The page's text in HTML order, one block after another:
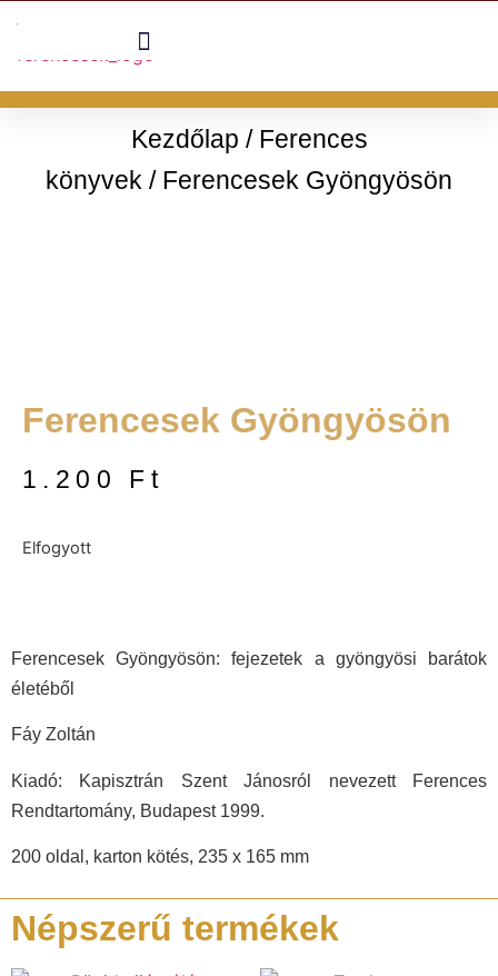
Kezdőlap / Ferences
könyvek / Ferencesek Gyöngyösön
Ferencesek Gyöngyösön
1.200 Ft
Elfogyott
Ferencesek Gyöngyösön: fejezetek a gyöngyösi barátok
életéből
Fáy Zoltán
Kiadó: Kapisztrán Szent Jánosról nevezett Ferences
Rendtartomány, Budapest 1999.
200 oldal, karton kötés, 235 x 165 mm
Népszerű termékek